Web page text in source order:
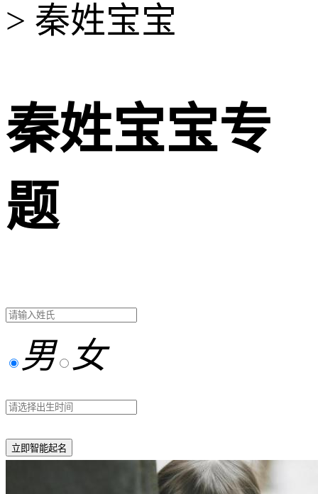
> 秦姓宝宝
秦姓宝宝专
题
男 女
立即智能起名